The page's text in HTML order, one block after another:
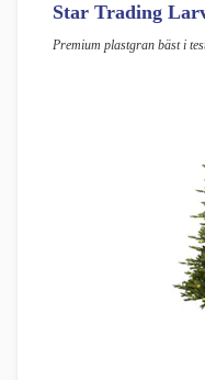
Star Trading
Premium plastgran bäst i